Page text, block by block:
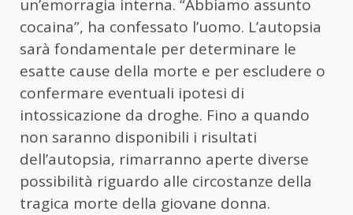
un’emorragia interna. “Abbiamo assunto
cocaina”, ha confessato l’uomo. L’autopsia
sarà fondamentale per determinare le
esatte cause della morte e per escludere o
confermare eventuali ipotesi di
intossicazione da droghe. Fino a quando
non saranno disponibili i risultati
dell’autopsia, rimarranno aperte diverse
possibilità riguardo alle circostanze della
tragica morte della giovane donna.